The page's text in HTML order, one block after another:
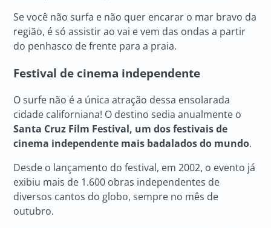
Se você não surfa e não quer encarar o mar bravo da
região, é só assistir ao vai e vem das ondas a partir
do penhasco de frente para a praia.
Festival de cinema independente
O surfe não é a única atração dessa ensolarada
cidade californiana! O destino sedia anualmente o
Santa Cruz Film Festival, um dos festivais de
cinema independente mais badalados do mundo.
Desde o lançamento do festival, em 2002, o evento já
exibiu mais de 1.600 obras independentes de
diversos cantos do globo, sempre no mês de
outubro.